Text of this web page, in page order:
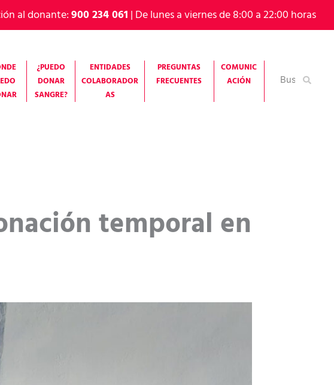
al donante:900 234 061 | De lunes a viernes de 8:00 a 22:00 horas
¿PUEDO
DONAR
SANGRE?
ENTIDADES
COLABORADOR
AS
PREGUNTAS
FRECUENTES
COMUNIC
ACIÓN
Buscar
temporal en